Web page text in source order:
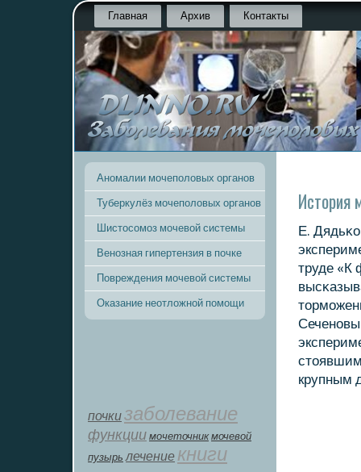
Главная Архив Контакты
Аномалии мочеполовых органов
Туберкулёз мочеполовых органов
Шистосомоз мочевой системы
Венозная гипертензия в почке
Повреждения мочевой системы
Оказание неотложной помощи
почкизаболевание
функции мοчеточник мочевой
пузырь лечение книги
История
Е.
труде «К
крупным